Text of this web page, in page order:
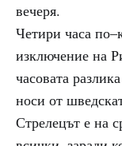
вечеря.
Четири часа
изключение на
часовата
носи от
Стрелецът е на